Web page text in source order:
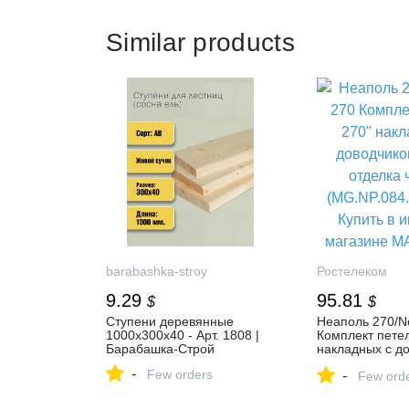
Similar products
barabashka-stroy
9.29 $
Ступени деревянные
1000x300x40 - Арт. 1808 |
Барабашка-Строй
- Few orders
Ростелеком
95.81 $
Неаполь 270/
Комплект
накладных с
- Few